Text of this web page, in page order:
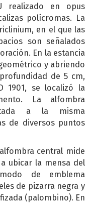
realizado en opus
polícromas. La
en el que las
son señalados
En la estancia
y abriendo
de 5 cm,
1901, se localizó la
La alfombra
a la misma
de diversos puntos
central mide
ubicar la mensa del
de emblema
de pizarra negra y
(palombino). En